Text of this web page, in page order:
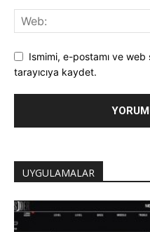
Ismimi, e-postamı ve
tarayıcıya kaydet.
UYGULAMALAR